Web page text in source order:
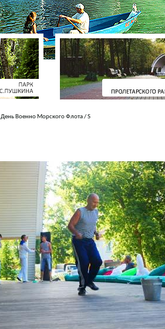
День Военно Морского Флота/S